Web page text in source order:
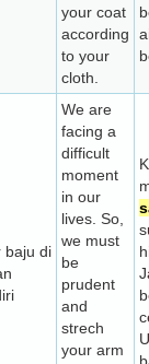
your coat
according
to your
cloth.
baju di
We are
facing a
difficult
moment
in our
lives. So,
we must
be
prudent
and
strech
your arm